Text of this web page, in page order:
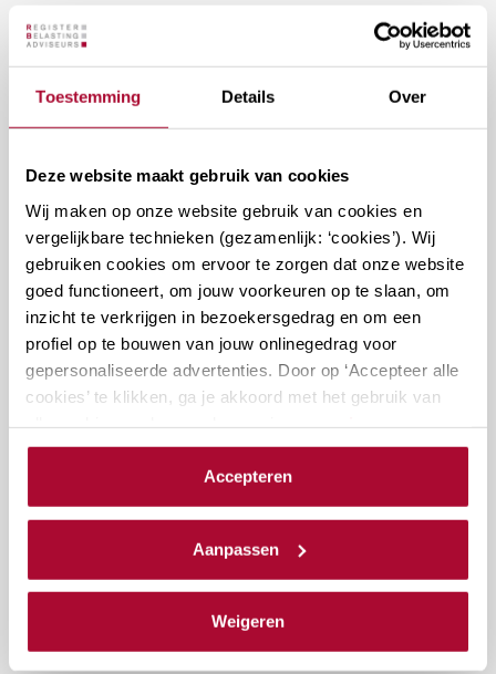
Toestemming Details Over
Deze website maakt gebruik van cookies
Wij maken op onze website gebruik van cookies en
vergelijkbare technieken (gezamenlijk: ‘cookies’). Wij
gebruiken cookies om ervoor te zorgen dat onze website
goed functioneert, om jouw voorkeuren op te slaan, om
inzicht te verkrijgen in bezoekersgedrag en om een
profiel op te bouwen van jouw onlinegedrag voor
gepersonaliseerde advertenties. Door op ‘Accepteer alle
cookies’ te klikken, ga je akkoord met het gebruik van
cookieverklaring.
We werken samen met23 derdendie uw gegevens
Accepteren
Aanpassen
Weigeren
Docenten
dr. mr. M.L.M. van
Kempen
Vragen over deze cursus?
Naar vragenformulier